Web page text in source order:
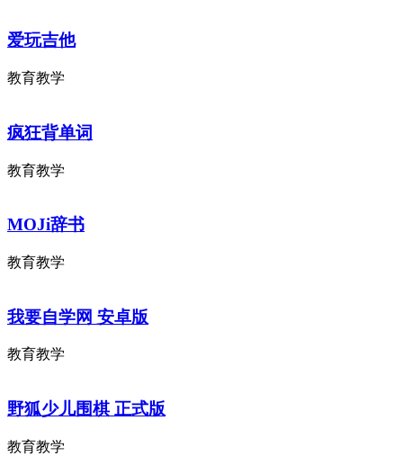
爱玩吉他
教育教学
疯狂背单词
教育教学
MOJi辞书
教育教学
我要自学网 安卓版
教育教学
野狐少儿围棋 正式版
教育教学